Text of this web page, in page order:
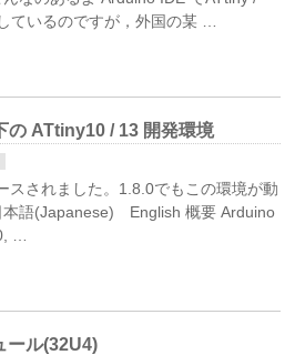
ているのですが，外国の某 …
の ATtiny10 / 13 開発環境
されました。1.8.0でもこの環境が動
本語(Japanese) English 概要 Arduino
…
ール(32U4)